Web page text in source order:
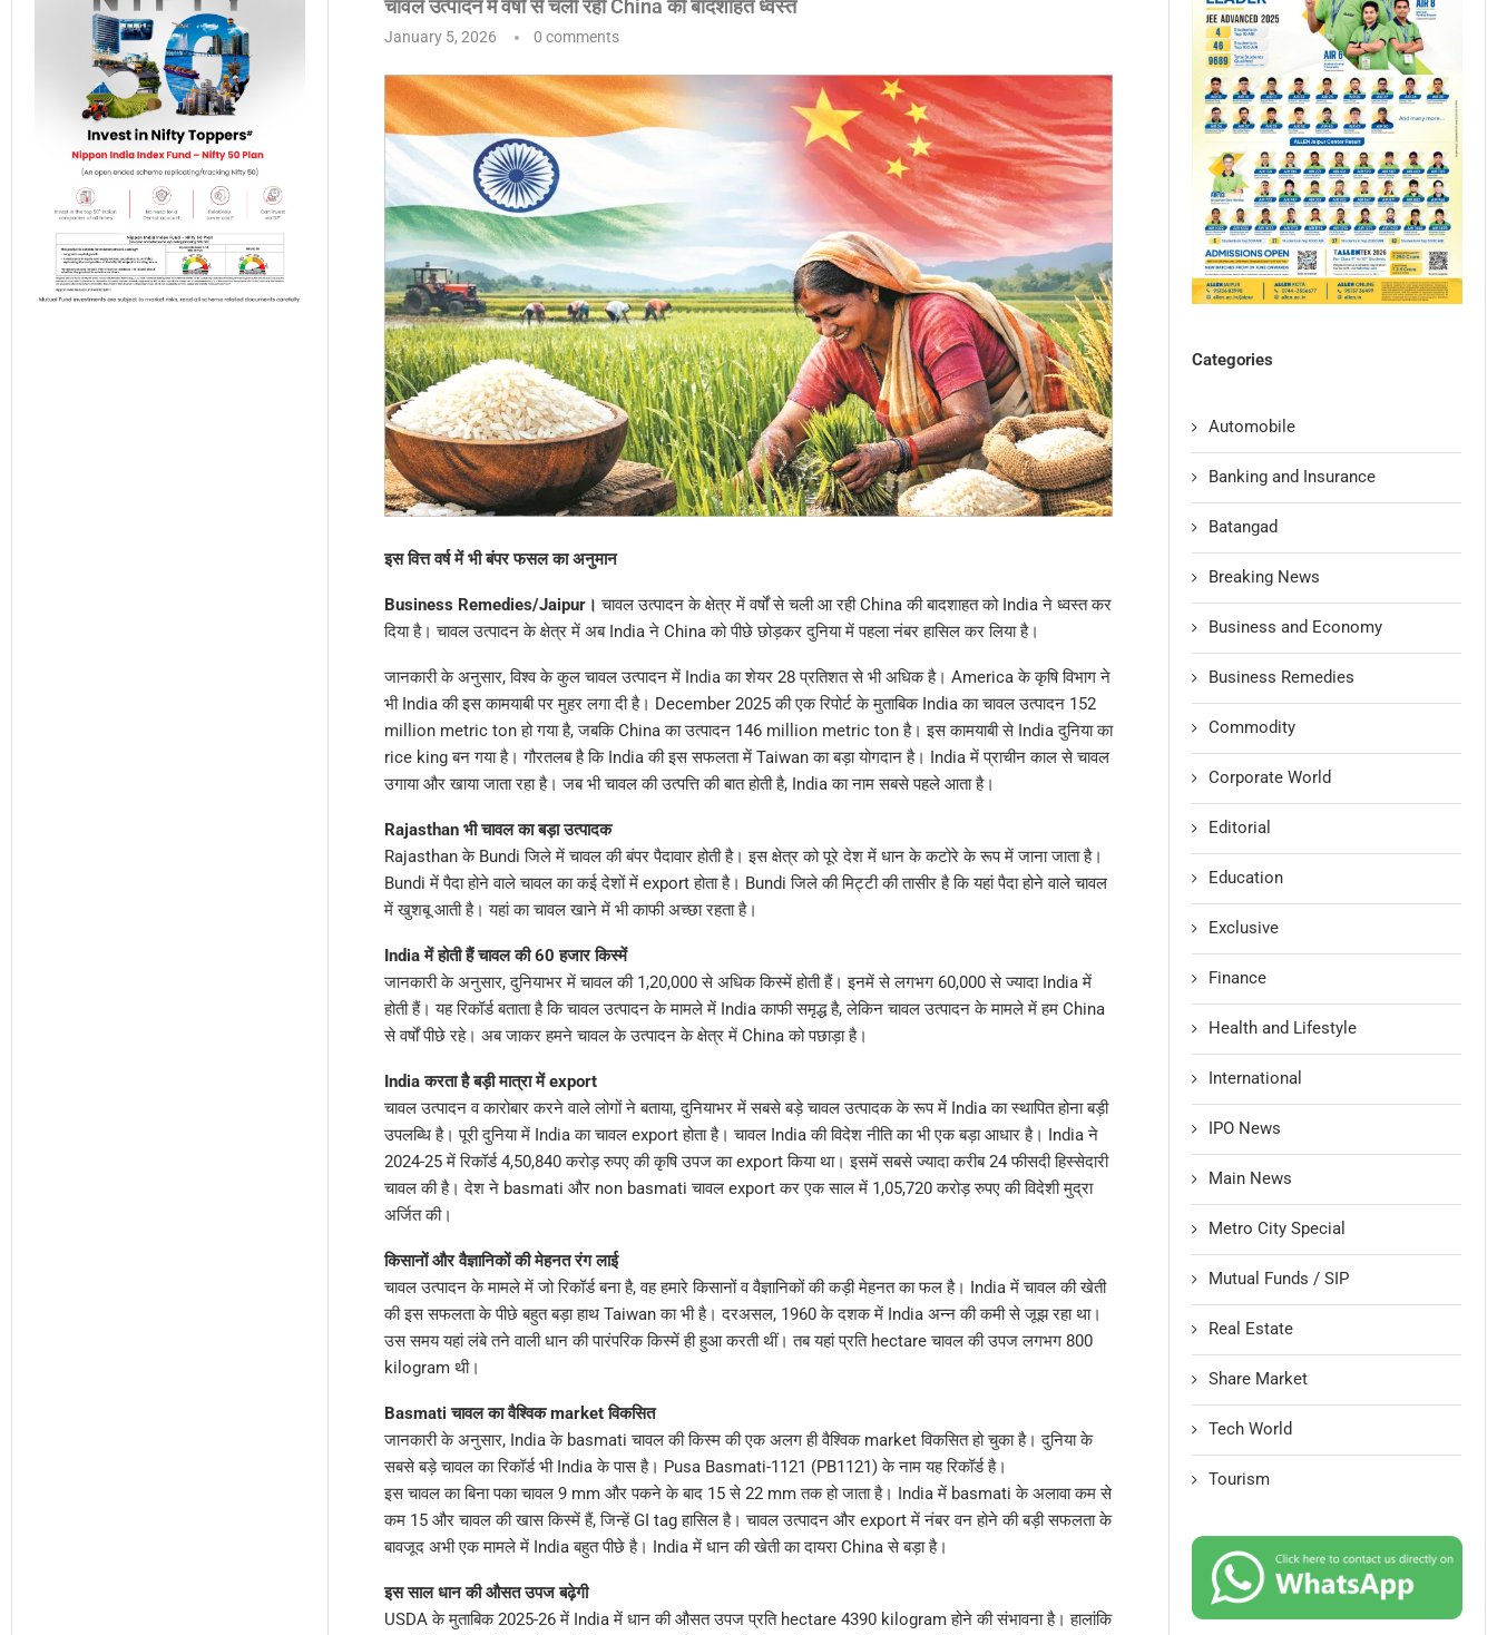
चावल उत्पादन में वर्षों से चली रही China की बादशाहत ध्वस्त
January 5, 2026 0 comments
इस वित्त वर्ष में भी बंपर फसल का अनुमान
Business Remedies/Jaipur।चावल उत्पादन के क्षेत्र में वर्षों से चली आ रही China की बादशाहत को India ने ध्वस्त कर
दिया है। चावल उत्पादन के क्षेत्र में अब India ने China को पीछे छोड़कर दुनिया में पहला नंबर हासिल कर लिया है।
जानकारी के अनुसार, विश्व के कुल चावल उत्पादन में India का शेयर 28 प्रतिशत से भी अधिक है। America के कृषि विभाग ने
भी India की इस कामयाबी पर मुहर लगा दी है। December 2025 की एक रिपोर्ट के मुताबिक India का चावल उत्पादन 152
million metric ton हो गया है, जबकि China का उत्पादन 146 million metric ton है। इस कामयाबी से India दुनिया का
rice king बन गया है। गौरतलब है कि India की इस सफलता में Taiwan का बड़ा योगदान है। India में प्राचीन काल से चावल
उगाया और खाया जाता रहा है। जब भी चावल की उत्पत्ति की बात होती है, India का नाम सबसे पहले आता है।
Rajasthan भी चावल का बड़ा उत्पादक
Rajasthan के Bundi जिले में चावल की बंपर पैदावार होती है। इस क्षेत्र को पूरे देश में धान के कटोरे के रूप में जाना जाता है।
Bundi में पैदा होने वाले चावल का कई देशों में export होता है। Bundi जिले की मिट्टी की तासीर है कि यहां पैदा होने वाले चावल
में खुशबू आती है। यहां का चावल खाने में भी काफी अच्छा रहता है।
India में होती हैं चावल की 60 हजार किस्में
जानकारी के अनुसार, दुनियाभर में चावल की 1,20,000 से अधिक किस्में होती हैं। इनमें से लगभग 60,000 से ज्यादा India में
होती हैं। यह रिकॉर्ड बताता है कि चावल उत्पादन के मामले में India काफी समृद्ध है, लेकिन चावल उत्पादन के मामले में हम China
से वर्षों पीछे रहे। अब जाकर हमने चावल के उत्पादन के क्षेत्र में China को पछाड़ा है।
India करता है बड़ी मात्रा में export
चावल उत्पादन व कारोबार करने वाले लोगों ने बताया, दुनियाभर में सबसे बड़े चावल उत्पादक के रूप में India का स्थापित होना बड़ी
उपलब्धि है। पूरी दुनिया में India का चावल export होता है। चावल India की विदेश नीति का भी एक बड़ा आधार है। India ने
2024-25 में रिकॉर्ड 4,50,840 करोड़ रुपए की कृषि उपज का export किया था। इसमें सबसे ज्यादा करीब 24 फीसदी हिस्सेदारी
चावल की है। देश ने basmati और non basmati चावल export कर एक साल में 1,05,720 करोड़ रुपए की विदेशी मुद्रा
अर्जित की।
किसानों और वैज्ञानिकों की मेहनत रंग लाई
चावल उत्पादन के मामले में जो रिकॉर्ड बना है, वह हमारे किसानों व वैज्ञानिकों की कड़ी मेहनत का फल है। India में चावल की खेती
की इस सफलता के पीछे बहुत बड़ा हाथ Taiwan का भी है। दरअसल, 1960 के दशक में India अन्न की कमी से जूझ रहा था।
उस समय यहां लंबे तने वाली धान की पारंपरिक किस्में ही हुआ करती थीं। तब यहां प्रति hectare चावल की उपज लगभग 800
kilogram थी।
Basmati चावल का वैश्विक market विकसित
जानकारी के अनुसार, India के basmati चावल की किस्म की एक अलग ही वैश्विक market विकसित हो चुका है। दुनिया के
सबसे बड़े चावल का रिकॉर्ड भी India के पास है। Pusa Basmati-1121 (PB1121) के नाम यह रिकॉर्ड है।
इस चावल का बिना पका चावल 9 mm और पकने के बाद 15 से 22 mm तक हो जाता है। India में basmati के अलावा कम से
कम 15 और चावल की खास किस्में हैं, जिन्हें GI tag हासिल है। चावल उत्पादन और export में नंबर वन होने की बड़ी सफलता के
बावजूद अभी एक मामले में India बहुत पीछे है। India में धान की खेती का दायरा China से बड़ा है।
इस साल धान की औसत उपज बढ़ेगी
USDA के मुताबिक 2025-26 में India में धान की औसत उपज प्रति hectare 4390 kilogram होने की संभावना है। हालांकि
Categories
Automobile
Banking and Insurance
Batangad
Breaking News
Business and Economy
Business Remedies
Commodity
Corporate World
Editorial
Education
Exclusive
Finance
Health and Lifestyle
International
IPO News
Main News
Metro City Special
Mutual Funds / SIP
Real Estate
Share Market
Tech World
Tourism